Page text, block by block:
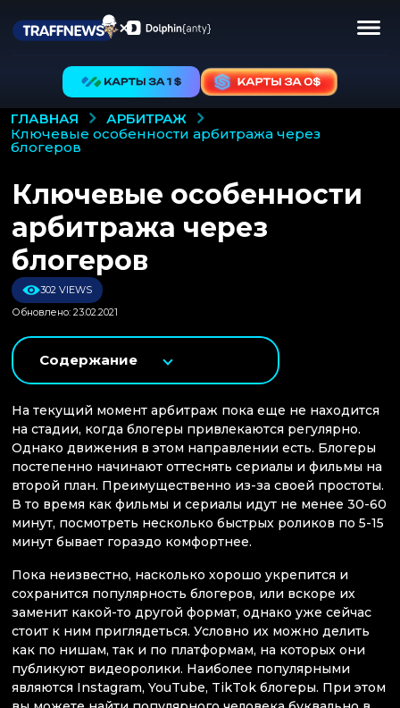
ГЛАВНАЯ
АРБИТРАЖ
ключевые особенности арбитража через
блогеров
Ключевые особенности
арбитража через
блогеров
302 VIEWS
Обновлено: 23.02.2021
Содержание
На текущий момент арбитраж пока еще не находится
на стадии, когда блогеры привлекаются регулярно.
Однако движения в этом направлении есть. Блогеры
постепенно начинают оттеснять сериалы и фильмы на
второй план. Преимущественно из-за своей простоты.
В то время как фильмы и сериалы идут не менее 30-60
минут, посмотреть несколько быстрых роликов по 5-15
минут бывает гораздо комфортнее.
Пока неизвестно, насколько хорошо укрепится и
сохранится популярность блогеров, или вскоре их
заменит какой-то другой формат, однако уже сейчас
стоит к ним приглядеться. Условно их можно делить
как по нишам, так и по платформам, на которых они
публикуют видеоролики. Наиболее популярными
являются Instagram, YouTube, TikTok блогеры. При этом